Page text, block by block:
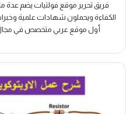
فريق تحرير موقع فولتيات يضم
الكفاءة ويحملون شهادات علمية
أول موقع عربي متخصص في مجال
الاوبتوكوبلر